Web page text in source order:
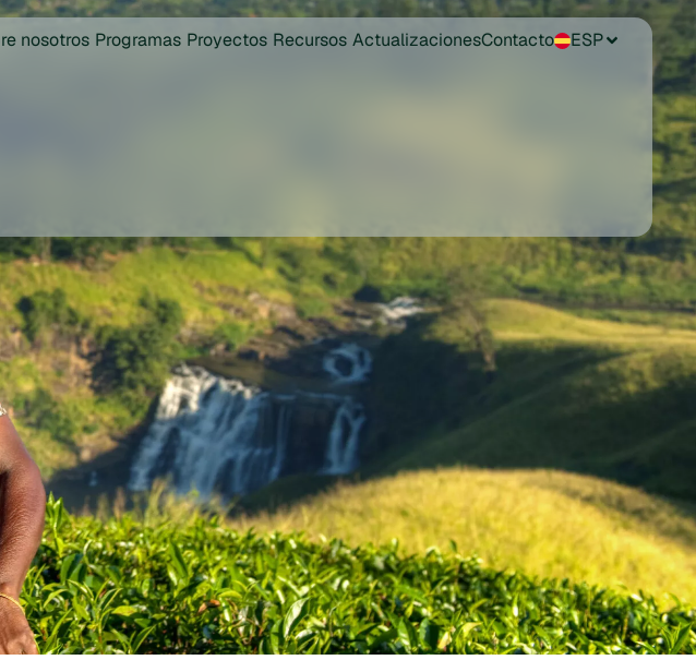
nosotros Programas Proyectos Recursos ActualizacionesContacto